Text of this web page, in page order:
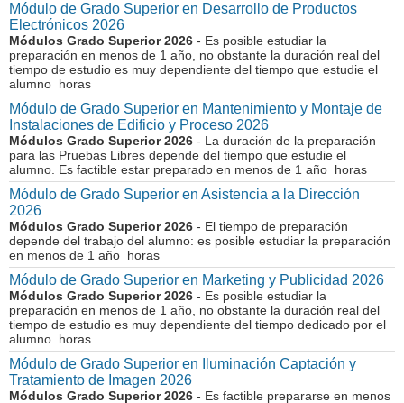
Módulo de Grado Superior en Desarrollo de Productos
Electrónicos 2026
Módulos Grado Superior 2026 - Es posible estudiar la
preparación en menos de 1 año, no obstante la duración real del
tiempo de estudio es muy dependiente del tiempo que estudie el
alumno horas
Módulo de Grado Superior en Mantenimiento y Montaje de
Instalaciones de Edificio y Proceso 2026
Módulos Grado Superior 2026 - La duración de la preparación
para las Pruebas Libres depende del tiempo que estudie el
alumno. Es factible estar preparado en menos de 1 año horas
Módulo de Grado Superior en Asistencia a la Dirección
2026
Módulos Grado Superior 2026 - El tiempo de preparación
depende del trabajo del alumno: es posible estudiar la preparación
en menos de 1 año horas
Módulo de Grado Superior en Marketing y Publicidad 2026
Módulos Grado Superior 2026 - Es posible estudiar la
preparación en menos de 1 año, no obstante la duración real del
tiempo de estudio es muy dependiente del tiempo dedicado por el
alumno horas
Módulo de Grado Superior en Iluminación Captación y
Tratamiento de Imagen 2026
Módulos Grado Superior 2026 - Es factible prepararse en menos